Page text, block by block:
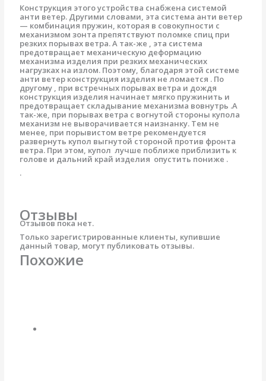
Конструкция этого устройства снабжена системой
анти ветер. Другими словами, эта система анти ветер
— комбинация пружин, которая в совокупности с
механизмом зонта препятствуют поломке спиц при
резких порывах ветра. А так-же , эта система
предотвращает механическую деформацию
механизма изделия при резких механических
нагрузках на излом. Поэтому, благодаря этой системе
анти ветер конструкция изделия не ломается . По
другому , при встречных порывах ветра и дождя
конструкция изделия начинает мягко пружинить и
предотвращает складывание механизма вовнутрь .А
так-же, при порывах ветра с вогнутой стороны купола
механизм не выворачивается наизнанку. Тем не
менее, при порывистом ветре рекомендуется
развернуть купол выгнутой стороной против фронта
ветра. При этом, купол лучше поближе приблизить к
голове и дальний край изделия опустить пониже .
.
Отзывы
Отзывов пока нет.
Только зарегистрированные клиенты, купившие
данный товар, могут публиковать отзывы.
Похожие